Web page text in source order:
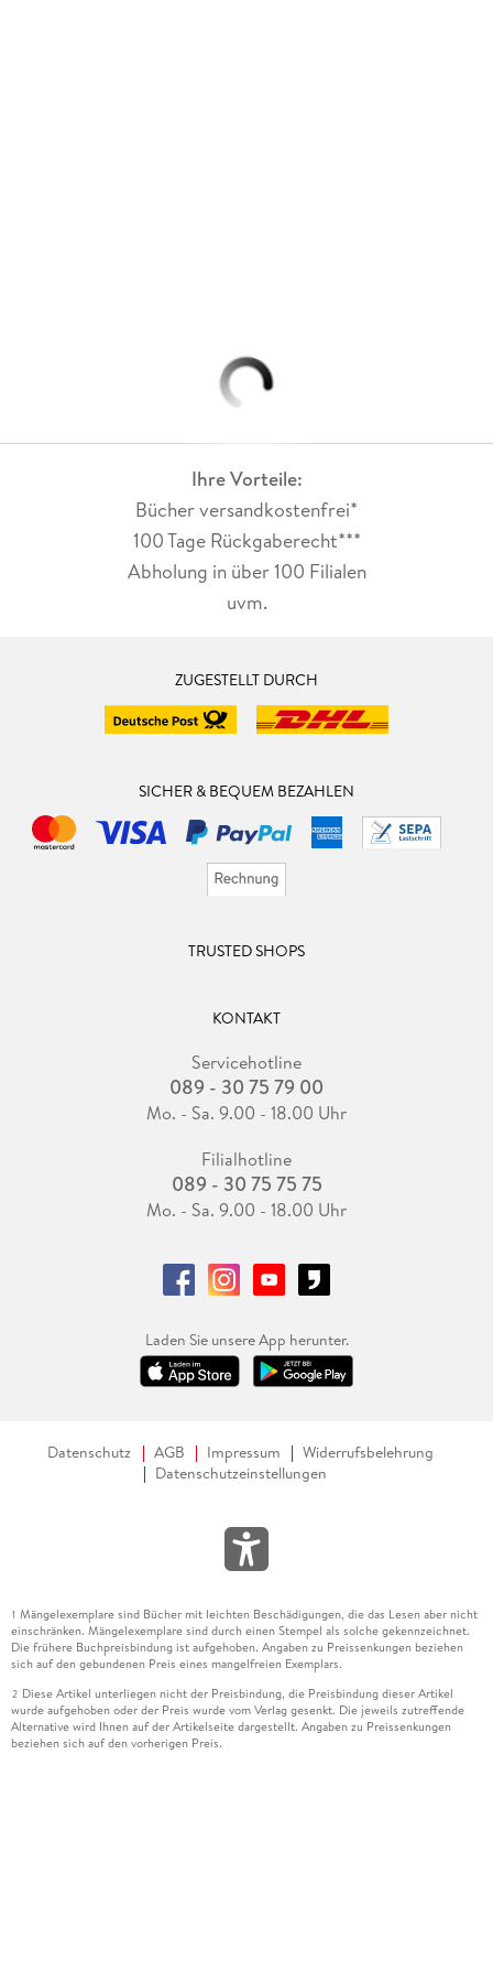
Ihre Vorteile:
Bücher versandkostenfrei*
100 Tage Rückgaberecht***
Abholung in über 100 Filialen
uvm.
ZUGESTELLT DURCH
SICHER & BEQUEM BEZAHLEN
TRUSTED SHOPS
KONTAKT
Servicehotline
089 - 30 75 79 00
Mo. - Sa. 9.00 - 18.00 Uhr
Filialhotline
089 - 30 75 75 75
Mo. - Sa. 9.00 - 18.00 Uhr
Laden Sie unsere App herunter.
Datenschutz AGB Impressum
Widerrufsbelehrung
Datenschutzeinstellungen
1 Mängelexemplare sind Bücher mit leichten Beschädigungen, die das Lesen aber nicht
einschränken. Mängelexemplare sind durch einen Stempel als solche gekennzeichnet.
Die frühere Buchpreisbindung ist aufgehoben. Angaben zu Preissenkungen beziehen
sich auf den gebundenen Preis eines mangelfreien Exemplars.
2 Diese Artikel unterliegen nicht der Preisbindung, die Preisbindung dieser Artikel
wurde aufgehoben oder der Preis wurde vom Verlag gesenkt. Die jeweils zutreffende
Alternative wird Ihnen auf der Artikelseite dargestellt. Angaben zu Preissenkungen
beziehen sich auf den vorherigen Preis.